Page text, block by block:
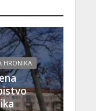
HRONIKA